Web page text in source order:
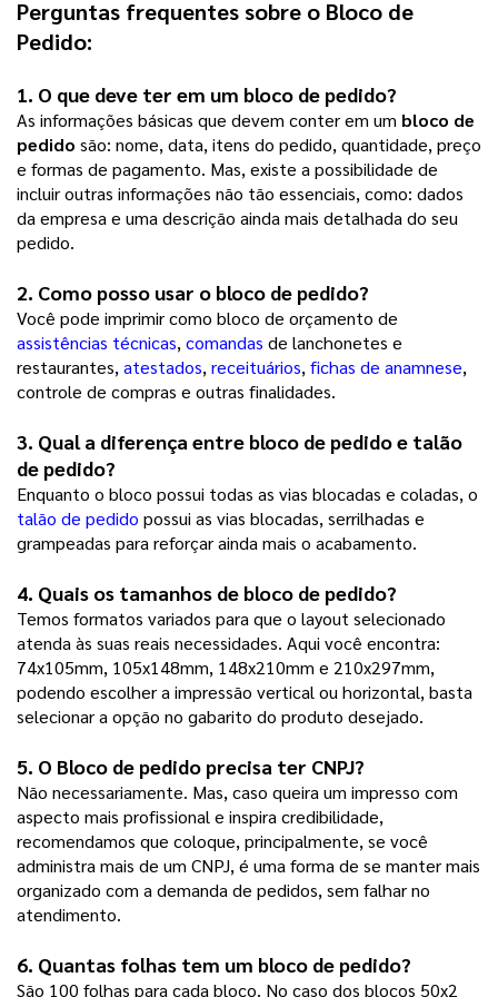
Perguntas frequentes sobre o Bloco de
Pedido:
1. O que deve ter em um bloco de pedido?
As informações básicas que devem conter em um bloco de
pedido são: nome, data, itens do pedido, quantidade, preço
e formas de pagamento. Mas, existe a possibilidade de
incluir outras informações não tão essenciais, como: dados
da empresa e uma descrição ainda mais detalhada do seu
pedido.
2. Como posso usar o bloco de pedido?
Você pode imprimir como bloco de orçamento de
assistências técnicas,comandas de lanchonetes e
restaurantes,atestados,receituários,fichas de anamnese,
controle de compras e outras finalidades.
3. Qual a diferença entre bloco de pedido e talão
de pedido?
Enquanto o bloco possui todas as vias blocadas e coladas, o
talão de pedido possui as vias blocadas, serrilhadas e
grampeadas para reforçar ainda mais o acabamento.
4. Quais os tamanhos de bloco de pedido?
Temos formatos variados para que o layout selecionado
atenda às suas reais necessidades. Aqui você encontra:
74x105mm, 105x148mm, 148x210mm e 210x297mm,
podendo escolher a impressão vertical ou horizontal, basta
selecionar a opção no gabarito do produto desejado.
5. O Bloco de pedido precisa ter CNPJ?
Não necessariamente. Mas, caso queira um impresso com
aspecto mais profissional e inspira credibilidade,
recomendamos que coloque, principalmente, se você
administra mais de um CNPJ, é uma forma de se manter mais
organizado com a demanda de pedidos, sem falhar no
atendimento.
6. Quantas folhas tem um bloco de pedido?
São 100 folhas para cada bloco. No caso dos blocos 50x2